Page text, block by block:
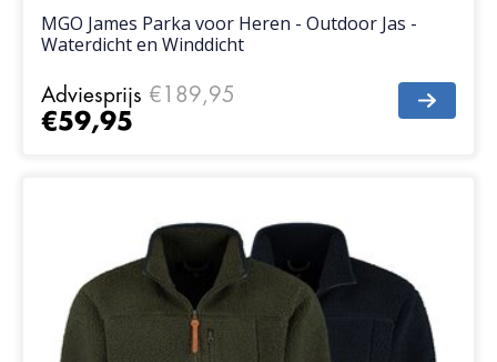
MGO James Parka voor Heren - Outdoor Jas -
Waterdicht en Winddicht
Adviesprijs €189,95
€59,95